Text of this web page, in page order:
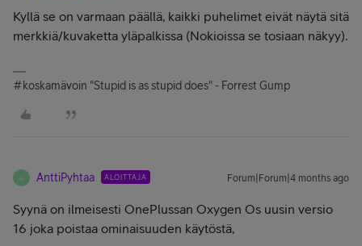
Kyllä se on varmaan päällä, kaikki puhelimet eivät näytä sitä
merkkiä/kuvaketta yläpalkissa (Nokioissa se tosiaan näkyy).
#koskamävoin "Stupid is as stupid does" - Forrest Gump
A AnttiPyhtaa ALOITTAJA Forum|Forum|4 months ago
Syynä on ilmeisesti OnePlussan Oxygen Os uusin versio
16 joka poistaa ominaisuuden käytöstä,